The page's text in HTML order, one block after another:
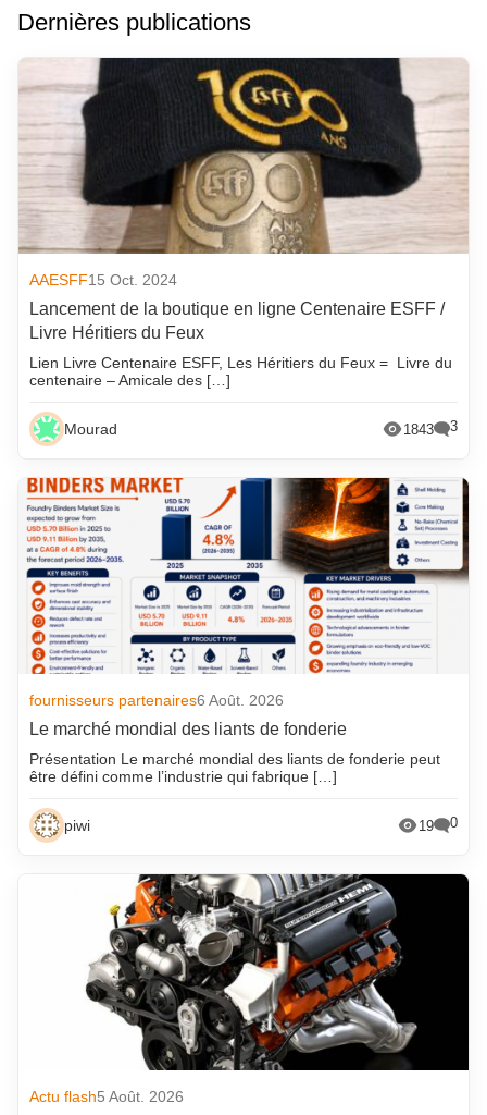
Dernières publications
AAESFF15 Oct. 2024
Lancement de la boutique en ligne Centenaire ESFF /
Livre Héritiers du Feux
Lien Livre Centenaire ESFF, Les Héritiers du Feux = Livre du
centenaire – Amicale des […]
Mourad 1843 3
fournisseurs partenaires6 Août. 2026
Le marché mondial des liants de fonderie
Présentation Le marché mondial des liants de fonderie peut
être défini comme l’industrie qui fabrique […]
piwi 19 0
Actu flash5 Août. 2026